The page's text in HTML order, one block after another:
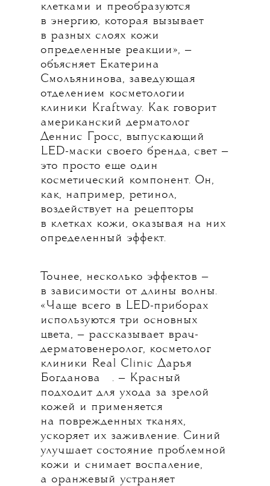
клетками и преобразуются
в энергию, которая вызывает
в разных слоях кожи
определенные реакции», —
объясняет Екатерина
Смольянинова, заведующая
отделением косметологии
клиники Kraftway. Как говорит
американский дерматолог
Деннис Гросс, выпускающий
LED-маски своего бренда, свет —
это просто еще один
косметический компонент. Он,
как, например, ретинол,
воздействует на рецепторы
в клетках кожи, оказывая на них
определенный эффект.
Точнее, несколько эффектов —
в зависимости от длины волны.
«Чаще всего в LED-приборах
используются три основных
цвета, — рассказывает врач-
дерматовенеролог, косметолог
клиники Real Clinic Дарья
Богданова
. — Красный
подходит для ухода за зрелой
кожей и применяется
на поврежденных тканях,
ускоряет их заживление. Синий
улучшает состояние проблемной
кожи и снимает воспаление,
а оранжевый устраняет